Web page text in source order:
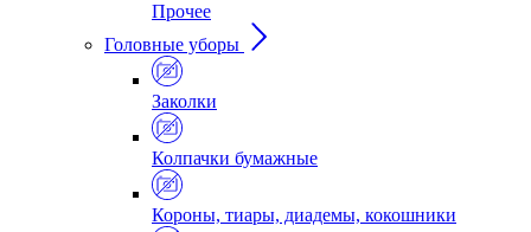
Прочее
Головные уборы
Заколки
Колпачки бумажные
Короны, тиары, диадемы, кокошники